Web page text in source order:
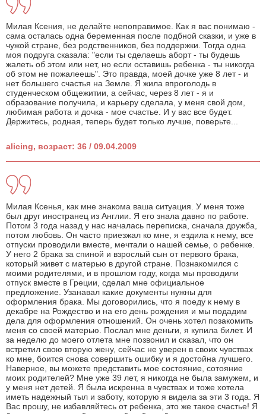
Милая Ксения, не делайте непоправимое. Как я вас понимаю -
сама осталась одна беременная после подбной сказки, и уже в
чужой стране, без родственников, без поддержки. Тогда одна
моя подруга сказала: "если ты сделаешь аборт - ты будешь
жалеть об этом или нет, но если оставишь ребенка - ты никогда
об этом не пожалеешь". Это правда, моей дочке уже 8 лет - и
нет большего счастья на Земле. Я жила впроголодь в
студенческом общежитии, а сейчас, через 8 лет - я и
образование получила, и карьеру сделала, у меня свой дом,
любимая работа и дочка - мое счастье. И у вас все будет.
Держитесь, родная, теперь будет только лучше, поверьте...
alicing, возраст: 36 / 09.04.2009
Милая Ксенья, как мне знакома ваша ситуация. У меня тоже
был друг иностранец из Англии. Я его знала давно по работе.
Потом 3 года назад у нас началась переписка, сначала дружба,
потом любовь. Он часто приезжал ко мне, я ездила к нему, все
отпуски проводили вместе, мечтали о нашей семье, о ребенке.
У него 2 брака за спиной и взрослый сын от первого брака,
который живет с матерью в другой стране. Познакомился с
моими родителями, и в прошлом году, когда мы проводили
отпуск вместе в Греции, сделал мне официальное
предложение. Узанавал какие документы нужны для
оформления брака. Мы договорились, что я поеду к нему в
декабре на Рождество и на его день рождения и мы подадим
дела для оформления отношений. Он очень хотел позакомить
меня со своей матерью. Послал мне деньги, я купила билет. И
за неделю до моего отлета мне позвонил и сказал, что он
встретил свою вторую жену, сейчас не уверен в своих чувствах
ко мне, боится снова совершить ошибку и я достойна лучшего.
Наверное, вы можете представить мое состояние, сотояние
моих родителей? Мне уже 39 лет, я никогда не была замужем, и
у меня нет детей. Я была искренна в чувствах и тоже хотела
иметь надежный тыл и заботу, которую я видела за эти 3 года. Я
Вас прошу, не избавляйтесь от ребенка, это же такое счастье! Я